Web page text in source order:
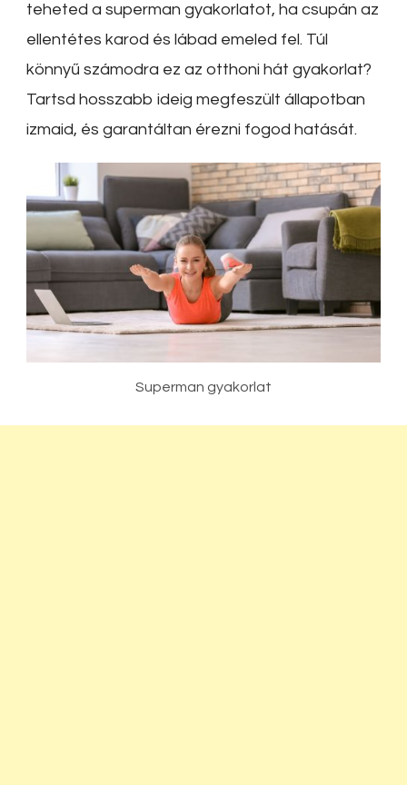
teheted a superman gyakorlatot, ha csupán az
ellentétes karod és lábad emeled fel. Túl
könnyű számodra ez az otthoni hát gyakorlat?
Tartsd hosszabb ideig megfeszült állapotban
izmaid, és garantáltan érezni fogod hatását.
Superman gyakorlat